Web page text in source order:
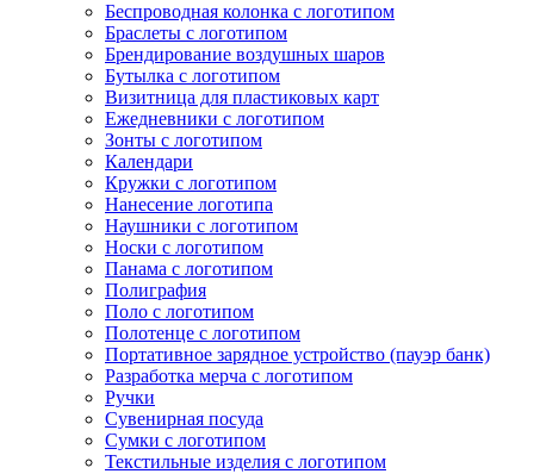
Беспроводная колонка с логотипом
Браслеты с логотипом
Брендирование воздушных шаров
Бутылка с логотипом
Визитница для пластиковых карт
Ежедневники с логотипом
Зонты с логотипом
Календари
Кружки с логотипом
Нанесение логотипа
Наушники с логотипом
Носки с логотипом
Панама с логотипом
Полиграфия
Поло с логотипом
Полотенце с логотипом
Портативное зарядное устройство (пауэр банк)
Разработка мерча с логотипом
Ручки
Сувенирная посуда
Сумки с логотипом
Текстильные изделия с логотипом